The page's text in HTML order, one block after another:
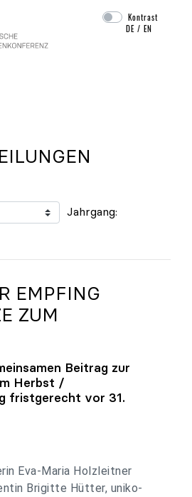
Navigation überspringen
Kontrast
DE /EN
Jahrgang:
EMPFING
ZUM
Beitrag zur
Herbst /
fristgerecht vor 31.
Eva-Maria Holzleitner
Brigitte Hütter, uniko-